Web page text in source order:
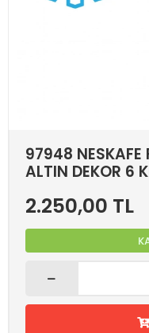
97948 NESKAFE
ALTIN DEKOR 6
2.250,00 TL